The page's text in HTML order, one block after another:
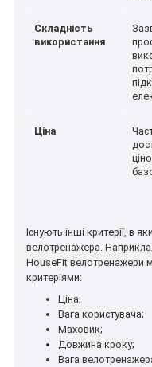
Складність
використання
Ціна
Існують інші критерії, в
велотренажера.
HouseFit велотренажери
критеріями:
Ціна;
Вага користувача;
Маховик;
Довжина кроку;
Вага